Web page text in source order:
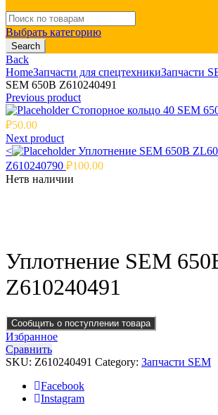
Search
for:
Выбрать категорию
Search
Back
HomeЗапчасти для спецтехникиЗапчасти
SEM 650B Z610240491
Previous product
Стопорное кольцо 40 SEM
₽50.00
Next product
<
Уплотнение SEM 650B
Z610240790 ₽100.00
Нетв наличии
Уплотнение SEM
Z610240491
Сообщить о поступлении товара
Избранное
Сравнить
SKU: Z610240491 Category: Запчасти SEM
Facebook
Instagram